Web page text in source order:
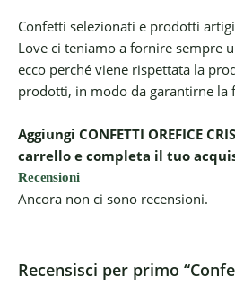
Confetti selezionati e prodotti
Love ci teniamo a fornire sempre
ecco perché viene rispettata la
prodotti, in modo da garantirne la
Aggiungi CONFETTI OREFICE
carrello e completa il tuo
Recensioni
Ancora non ci sono recensioni.
Recensisci per primo